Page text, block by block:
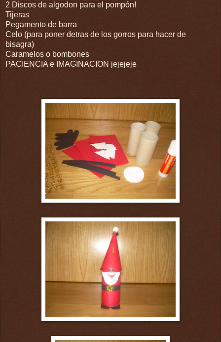
2 Discos de algodon para el pompón!
Tijeras
Pegamento de barra
Celo (para poner detras de los gorros para hacer de
bisagra)
Caramelos o bombones
PACIENCIA e IMAGINACION jejejeje